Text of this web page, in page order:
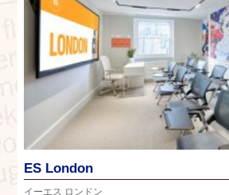
ES London
イーエス ロンドン